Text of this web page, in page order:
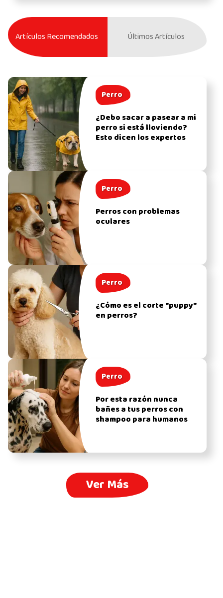
Artículos Recomendados Últimos Artículos
Perro
¿Debo sacar a pasear a mi
perro si está lloviendo?
Esto dicen los expertos
Perro
Perros con problemas
oculares
Perro
¿Cómo es el corte "puppy"
en perros?
Perro
Por esta razón nunca
bañes a tus perros con
shampoo para humanos
Ver Más